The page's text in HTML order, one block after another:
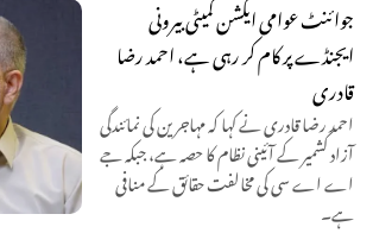
جوائنٹ عوامی ایکشن کمیٹی بیرونی
ایجنڈے پر کام کر رہی ہے، احمد رضا
قادری
احمد رضا قادری نے کہا کہ مہاجرین کی نمائندگی
آزاد کشمیر کے آئینی نظام کا حصہ ہے، جبکہ جے
اے اے سی کی مخالفت حقائق کے منافی
ہے۔